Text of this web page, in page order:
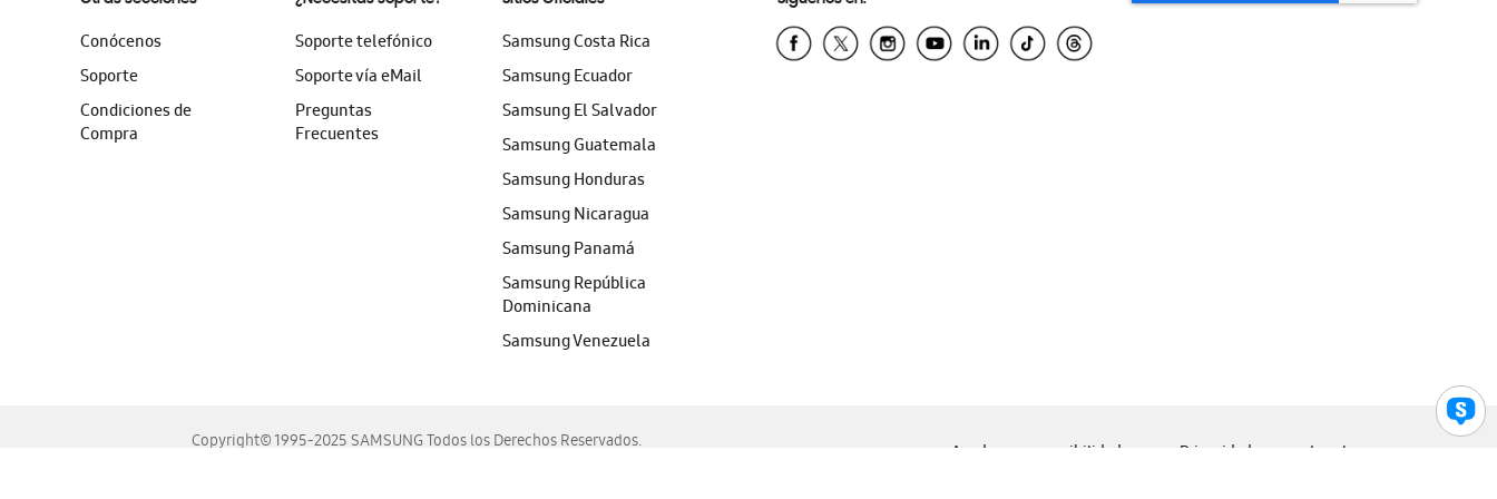
Conócenos
Soporte
Condiciones de
Compra
Soporte telefónico
Soporte vía eMail
Preguntas
Frecuentes
Samsung Costa Rica
Samsung Ecuador
Samsung El Salvador
Samsung Guatemala
Samsung Honduras
Samsung Nicaragua
Samsung Panamá
Samsung República
Dominicana
Samsung Venezuela
Copyright© 1995-2025 SAMSUNG Todos los Derechos Reservados.
Ayuda para accesibilidad Privacidad Legal